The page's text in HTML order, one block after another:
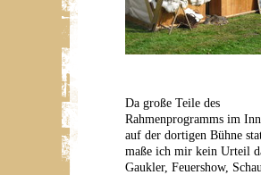
Da große Teile des
Rahmenprogramms im
auf der dortigen Bühne
maße ich mir kein Urteil
Gaukler, Feuershow,